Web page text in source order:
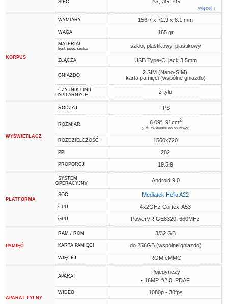
SIEĆ
więcej ↓
KORPUS
WYMIARY 156.7 x 72.9 x 8.1 mm
WAGA 165 gr
MATERIAŁ
front, spód, ramka szkło, plastikowy, plastikowy
ZŁĄCZA USB Type-C, jack 3.5mm
GNIAZDO
2 SIM (Nano-SIM),
karta pamięci (wspólne gniazdo)
CZYTNIK LINII
PAPILARNYCH
z tyłu
WYŚWIETLACZ
RODZAJ IPS
ROZMIAR 6.09", 91cm2
(~79.7% ekranu do obudowy)
ROZDZIELCZOŚĆ 1560x720
PPI 282
PROPORCJI 19.5:9
PLATFORMA
SYSTEM
OPERACYJNY
Android 9.0
SOC Mediatek Helio A22
CPU 4x2GHz Cortex-A53
GPU PowerVR GE8320, 660MHz
PAMIĘĆ
RAM / ROM 3/32 GB
KARTA PAMIĘCI do 256GB (wspólne gniazdo)
WIĘCEJ ROM eMMC
APARAT TYLNY
APARAT
Pojedynczy
• 16MP, f/2.0, PDAF
WIDEO 1080p - 30fps